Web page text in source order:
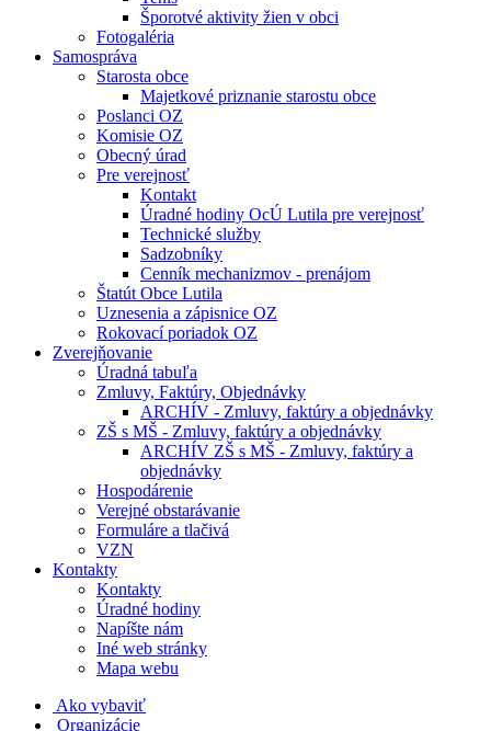
Šporotvé aktivity žien v obci
Fotogaléria
Samospráva
Starosta obce
Majetkové priznanie starostu obce
Poslanci OZ
Komisie OZ
Obecný úrad
Pre verejnosť
Kontakt
Úradné hodiny OcÚ Lutila pre verejnosť
Technické služby
Sadzobníky
Cenník mechanizmov - prenájom
Štatút Obce Lutila
Uznesenia a zápisnice OZ
Rokovací poriadok OZ
Zverejňovanie
Úradná tabuľa
Zmluvy, Faktúry, Objednávky
ARCHÍV - Zmluvy, faktúry a objednávky
ZŠ s MŠ - Zmluvy, faktúry a objednávky
ARCHÍV ZŠ s MŠ - Zmluvy, faktúry a
objednávky
Hospodárenie
Verejné obstarávanie
Formuláre a tlačivá
VZN
Kontakty
Kontakty
Úradné hodiny
Napíšte nám
Iné web stránky
Mapa webu
Ako vybaviť
Organizácie